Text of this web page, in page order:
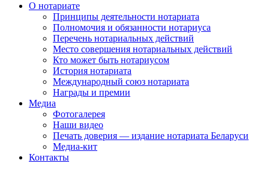
О нотариате
Принципы деятельности нотариата
Полномочия и обязанности нотариуса
Перечень нотариальных действий
Место совершения нотариальных действий
Кто может быть нотариусом
История нотариата
Международный союз нотариата
Награды и премии
Медиа
Фотогалерея
Наши видео
Печать доверия — издание нотариата Беларуси
Медиа-кит
Контакты